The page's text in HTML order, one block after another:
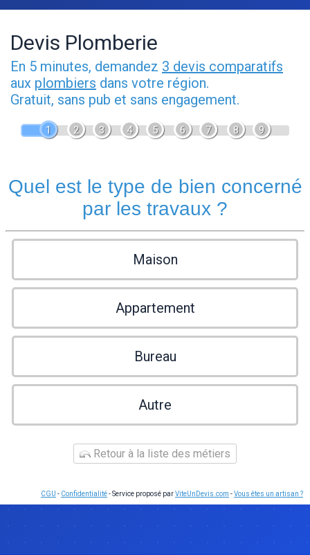
Devis Plomberie
En 5 minutes, demandez 3 devis comparatifs
aux plombiers dans votre région.
Gratuit, sans pub et sans engagement.
1 2 3 4 5 6 7 8 9
Quel est le type de bien concerné
par les travaux ?
Maison
Appartement
Bureau
Autre
Retour à la liste des métiers
CGU - Confidentialité- Service proposé parViteUnDevis.com -Vous êtes un artisan ?